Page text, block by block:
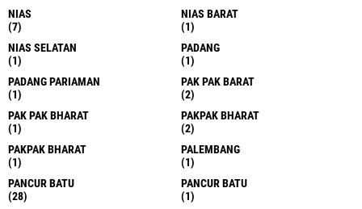
NIAS
(7)
NIAS BARAT
(1)
NIAS SELATAN
(1)
PADANG
(1)
PADANG PARIAMAN
(1)
PAK PAK BARAT
(2)
PAK PAK BHARAT
(1)
PAKPAK BHARAT
(2)
PAKPAK BHARAT
(1)
PALEMBANG
(1)
PANCUR BATU
(28)
PANCUR BATU
(1)